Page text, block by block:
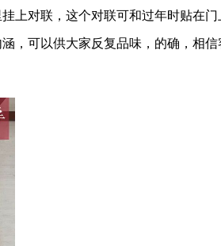
上对联，这个对联可和过年时贴在门
，可以供大家反复品味，的确，相信